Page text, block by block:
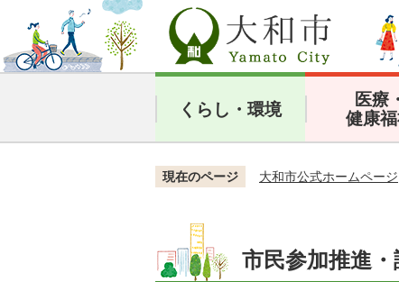
くらし・環境
医療・
健康
現在のページ 大和市公式ホームページ
市民参加推進